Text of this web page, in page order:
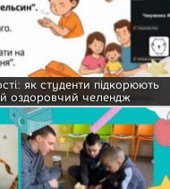
як студенти підкорюють
оздоровчий челендж